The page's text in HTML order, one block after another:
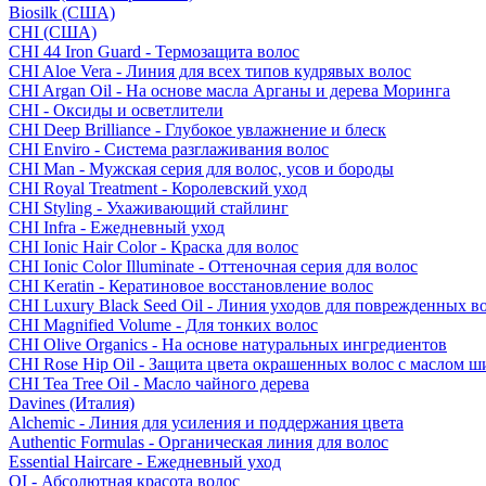
Biosilk (США)
CHI (США)
CHI 44 Iron Guard - Термозащита волос
CHI Aloe Vera - Линия для всех типов кудрявых волос
CHI Argan Oil - На основе масла Арганы и дерева Моринга
CHI - Оксиды и осветлители
CHI Deep Brilliance - Глубокое увлажнение и блеск
CHI Enviro - Система разглаживания волос
CHI Man - Мужская серия для волос, усов и бороды
CHI Royal Treatment - Королевский уход
CHI Styling - Ухаживающий стайлинг
CHI Infra - Ежедневный уход
CHI Ionic Hair Color - Краска для волос
CHI Ionic Color Illuminate - Оттеночная серия для волос
CHI Keratin - Кератиновое восстановление волос
CHI Luxury Black Seed Oil - Линия уходов для поврежденных
CHI Magnified Volume - Для тонких волос
CHI Olive Organics - На основе натуральных ингредиентов
CHI Rose Hip Oil - Защита цвета окрашенных волос с маслом
CHI Tea Tree Oil - Масло чайного дерева
Davines (Италия)
Alchemic - Линия для усиления и поддержания цвета
Authentic Formulas - Органическая линия для волос
Essential Haircare - Eжедневный уход
OI - Абсолютная красота волос